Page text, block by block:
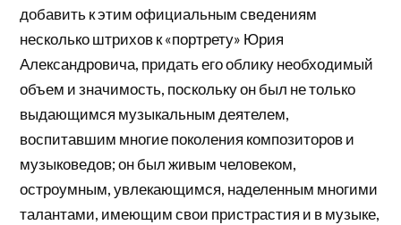
добавить к этим официальным сведениям
несколько штрихов к «портрету» Юрия
Александровича, придать его облику необходимый
объем и значимость, поскольку он был не только
выдающимся музыкальным деятелем,
воспитавшим многие поколения композиторов и
музыковедов; он был живым человеком,
остроумным, увлекающимся, наделенным многими
талантами, имеющим свои пристрастия и в музыке,